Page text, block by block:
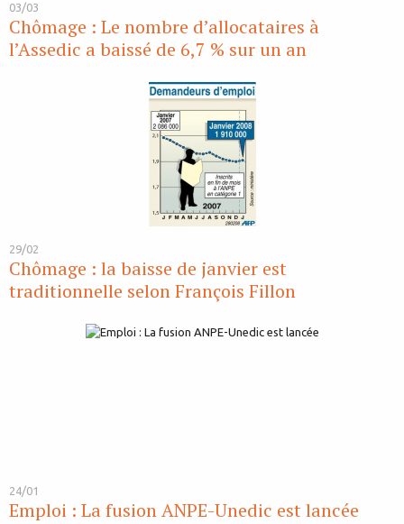
03/03
Chômage : Le nombre d’allocataires à
l’Assedic a baissé de 6,7 % sur un an
29/02
Chômage : la baisse de janvier est
traditionnelle selon François Fillon
24/01
Emploi : La fusion ANPE-Unedic est lancée